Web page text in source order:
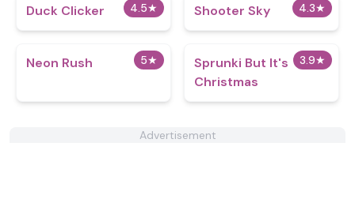
4.5★
Duck Clicker 4.3★
Shooter Sky
5★
Neon Rush 3.9★
Sprunki But It's
Christmas
Advertisement